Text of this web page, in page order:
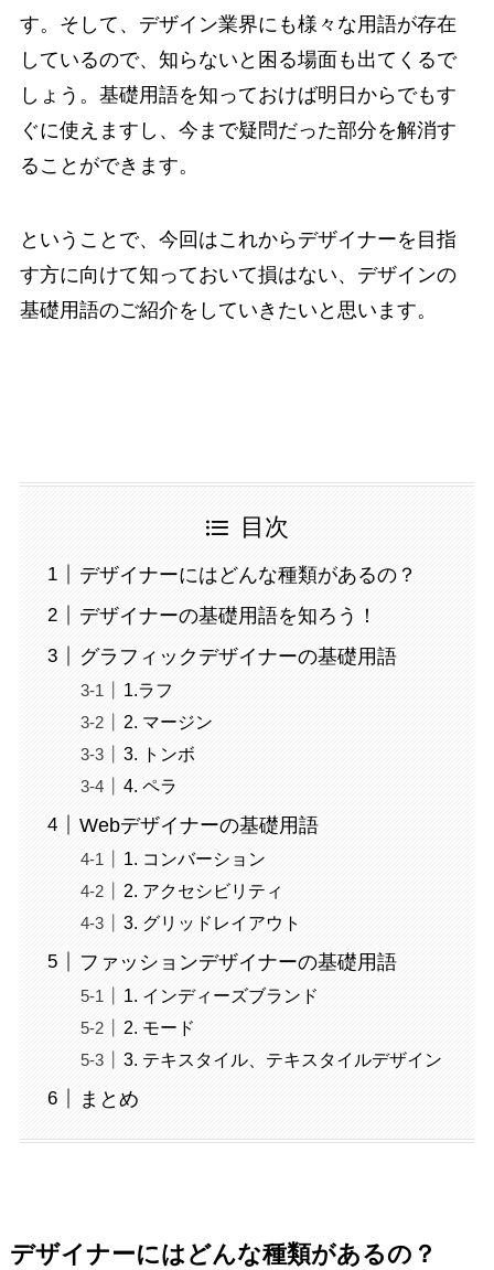
す。そして、デザイン業界にも様々な用語が存在
しているので、知らないと困る場面も出てくるで
しょう。基礎用語を知っておけば明日からでもす
ぐに使えますし、今まで疑問だった部分を解消す
ることができます。
ということで、今回はこれからデザイナーを目指
す方に向けて知っておいて損はない、デザインの
基礎用語のご紹介をしていきたいと思います。
目次
デザイナーにはどんな種類があるの？
デザイナーの基礎用語を知ろう！
グラフィックデザイナーの基礎用語
1.ラフ
2. マージン
3. トンボ
4. ペラ
Webデザイナーの基礎用語
1. コンバーション
2. アクセシビリティ
3. グリッドレイアウト
ファッションデザイナーの基礎用語
1. インディーズブランド
2. モード
3. テキスタイル、テキスタイルデザイン
まとめ
デザイナーにはどんな種類があるの？